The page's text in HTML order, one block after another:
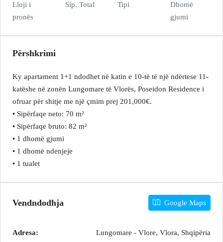
Lloji i
pronës
Sip. Total
Tipi
Dhomë
gjumi
Përshkrimi
Ky apartament 1+1 ndodhet në katin e 10-të të një ndërtese 11-
katëshe në zonën Lungomare të Vlorës, Poseidon Residence i
ofruar për shitje me një çmim prej 201,000€.
• Sipërfaqe neto: 70 m²
• Sipërfaqe bruto: 82 m²
• 1 dhomë gjumi
• 1 dhomë ndenjeje
• 1 tualet
Vendndodhja Google Maps
Adresa: Lungomare - Vlore, Vlora, Shqipëria